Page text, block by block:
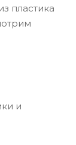
пластика
и